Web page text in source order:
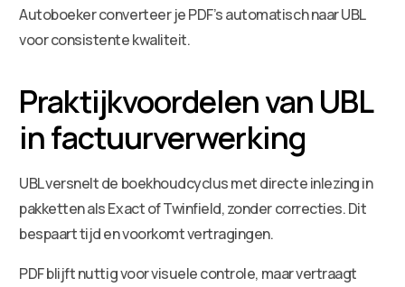
Autoboeker converteer je PDF’s automatisch naar UBL
voor consistente kwaliteit.
Praktijkvoordelen van UBL
in factuurverwerking
UBL versnelt de boekhoudcyclus met directe inlezing in
pakketten als Exact of Twinfield, zonder correcties. Dit
bespaart tijd en voorkomt vertragingen.
PDF blijft nuttig voor visuele controle, maar vertraagt